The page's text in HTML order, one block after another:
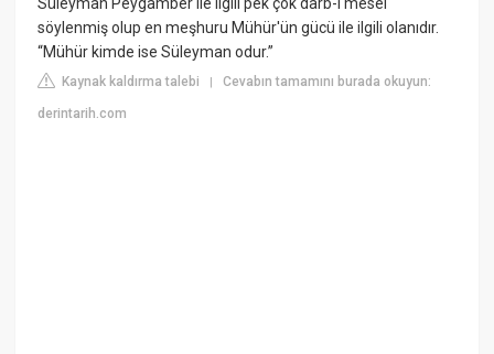
söylenmiş olup en meşhuru Mühür'ün gücü ile ilgili olanıdır.
“Mühür kimde ise Süleyman odur.”
Kaynak kaldırma talebi |Cevabın tamamını burada okuyun:
derintarih.com